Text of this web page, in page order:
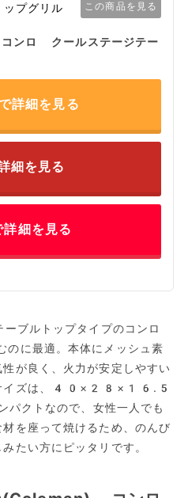
この商品を見る
ンロ クールステージテー
詳細を見る
細を見る
詳細を見る
ブルトップタイプのコンロ
に最適。本体にメッシュ素
が良く、火力が安定しやすい
サイズは、40×28×16.5
クトなので、女性一人でも
を座って焼けるため、のんび
たい方にピッタリです。